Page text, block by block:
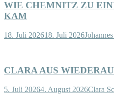
WIE CHEMNITZ ZU
KAM
18. Juli 202618. Juli 2026
CLARA AUS WIEDERAU
5. Juli 20264. August 2026Clara